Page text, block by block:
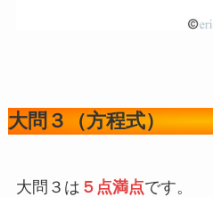
大問３（方程式）
大問３は ５点満点です。